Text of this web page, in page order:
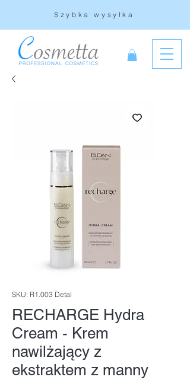
Szybka wysyłka
SKU: R1.003 Detal
RECHARGE Hydra
Cream - Krem
nawilżający z
ekstraktem z manny